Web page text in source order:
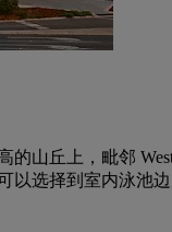
山丘上，毗邻
选择到室内泳池